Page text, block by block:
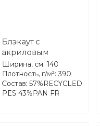
Блэкаут с
акриловым
покрытием FR-One
Darkness 07-
Aluminium
Ширина, см: 140
Плотность, г/м²: 390
Состав: 57%RECYCLED
PES 43%PAN FR